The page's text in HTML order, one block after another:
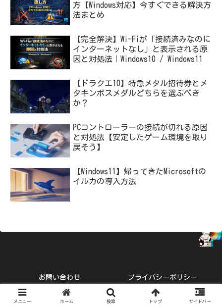
方【Windows対応】今すぐできる解決方
法まとめ
【完全解決】Wi-Fiが「接続済みなのに
インターネットなし」と表示される原
因と対処法｜Windows10 / Windows11
【ドラクエ10】特急メタル招待券とメ
タキンボスメダルどちらを選ぶべき
か？
PCコントローラーの接続が切れる原因
と対処法【安定したゲーム環境を取り
戻そう】
【Windows11】帰ってきたMicrosoftの
イルカの導入方法
お問い合わせ プライバシーポリシー
© 2021 トーブロ.
メニュー ホーム 検索 トップ サイドバー